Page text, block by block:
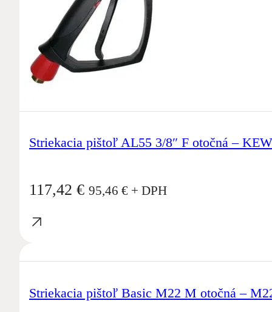
Striekacia pištoľ AL55 3/8″ F otočná – KEW
117,42 € 95,46 € + DPH
Striekacia pištoľ Basic M22 M otočná –